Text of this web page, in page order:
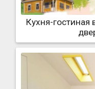
Кухня-гостиная